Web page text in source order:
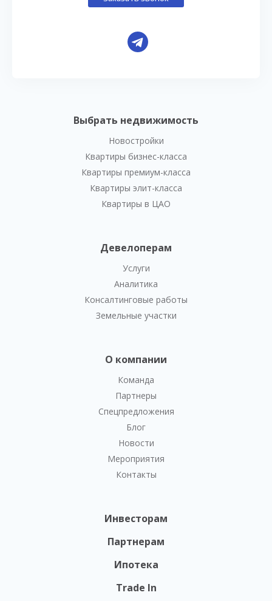
Выбрать недвижимость
Новостройки
Квартиры бизнес-класса
Квартиры премиум-класса
Квартиры элит-класса
Квартиры в ЦАО
Девелоперам
Услуги
Аналитика
Консалтинговые работы
Земельные участки
О компании
Команда
Партнеры
Спецпредложения
Блог
Новости
Мероприятия
Контакты
Инвесторам
Партнерам
Ипотека
Trade In